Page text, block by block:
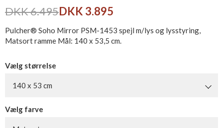
DKK 6.495DKK 3.895
Pulcher® Soho Mirror PSM-1453 spejl m/lys og lysstyring,
Matsort ramme Mål: 140 x 53,5 cm.
Vælg størrelse
140 x 53 cm
Vælg farve